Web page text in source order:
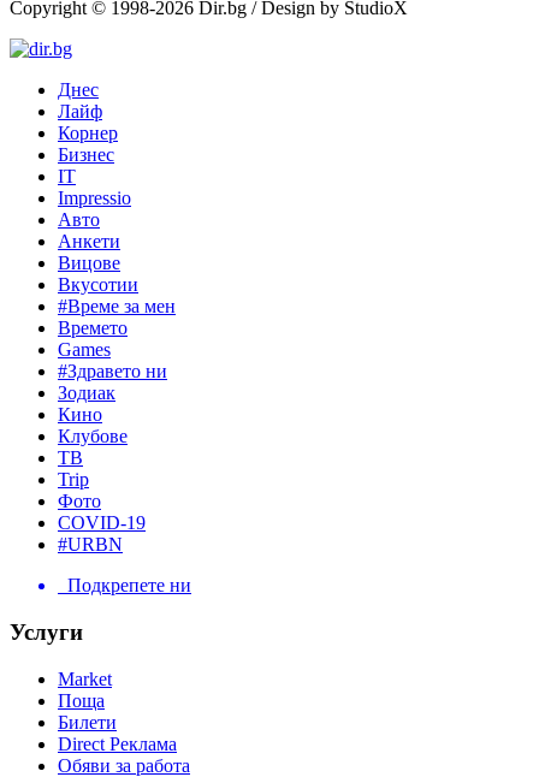
Copyright © 1998-2026 Dir.bg / Design by StudioX
Днес
Лайф
Корнер
Бизнес
IT
Impressio
Авто
Анкети
Вицове
Вкусотии
#Време за мен
Времето
Games
#Здравето ни
Зодиак
Кино
Клубове
ТВ
Trip
Фото
COVID-19
#URBN
Подкрепете ни
Услуги
Market
Поща
Билети
Direct Реклама
Обяви за работа